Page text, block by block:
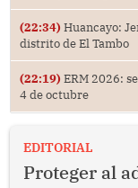
(22:34) Huancayo:
distrito de El Tambo
(22:19) ERM 2026:
4 de octubre
EDITORIAL
Proteger al